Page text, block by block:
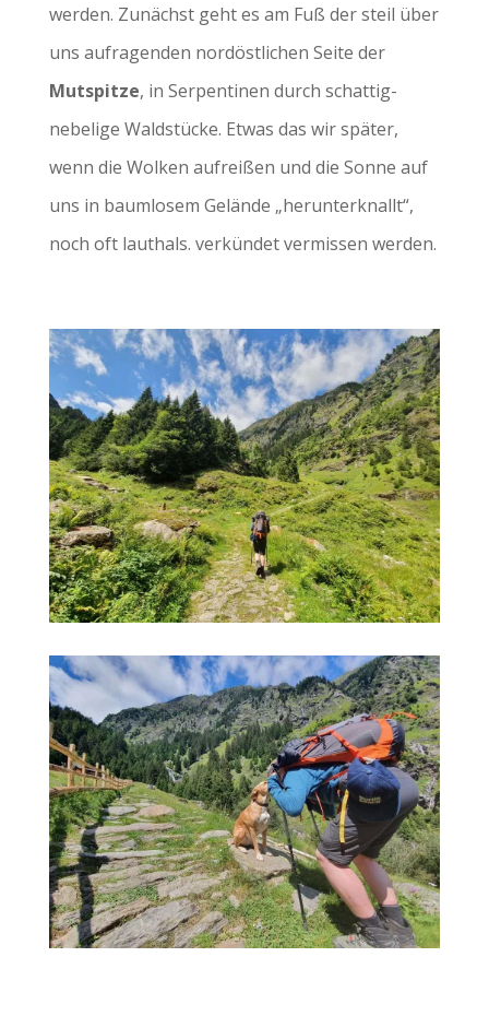
werden. Zunächst geht es am Fuß der steil über
uns aufragenden nordöstlichen Seite der
Mutspitze, in Serpentinen durch schattig-
nebelige Waldstücke. Etwas das wir später,
wenn die Wolken aufreißen und die Sonne auf
uns in baumlosem Gelände „herunterknallt“,
noch oft lauthals. verkündet vermissen werden.